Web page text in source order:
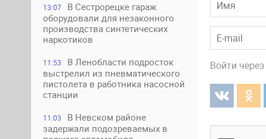
13:07
В Сестрорецке гараж
оборудовали для незаконного
производства синтетических
наркотиков
11:53
В Ленобласти подросток
выстрелил из пневматического
пистолета в работника насосной
станции
11:03
В Невском районе
задержали подозреваемых в
Войти через